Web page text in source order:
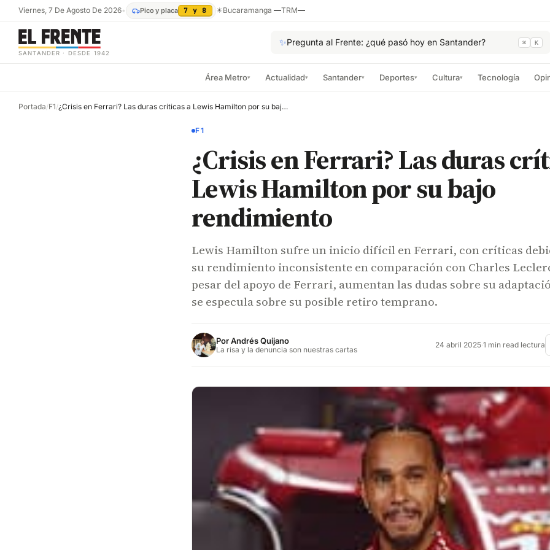
Viernes, 7 De Agosto De 2026• Pico y placa 7 y 8 ☀Bucaramanga —TRM—
SANTANDER · DESDE 1942
✨Pregunta al Frente: ¿qué pasó hoy en Santander? ⌘ K
Área Metro▾ Actualidad▾ Santander▾ Deportes▾ Cultura▾ Tecnología
Portada/F1/ ¿Crisis en Ferrari? Las duras críticas a Lewis Hamilton por su bajo rendimiento
F1
¿Crisis en Ferrari? Las duras
Lewis Hamilton por su bajo
rendimiento
Lewis Hamilton sufre un inicio difícil en Ferrari, con críticas
su rendimiento inconsistente en comparación con Charles
pesar del apoyo de Ferrari, aumentan las dudas sobre su
se especula sobre su posible retiro temprano.
PorAndrés Quijano
La risa y la denuncia son nuestras cartas 24 abril 2025·1 min read lectura